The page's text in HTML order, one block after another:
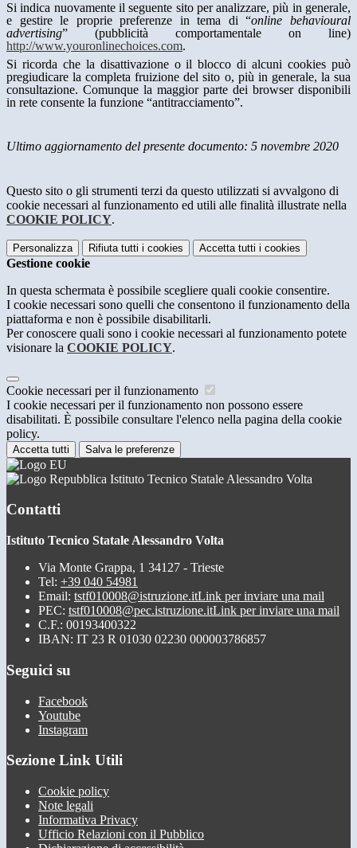
Si indica nuovamente il seguente sito per analizzare, più in generale,
e gestire le proprie preferenze in tema di “online behavioural
advertising” (pubblicità comportamentale on line)
http://www.youronlinechoices.com.
Si ricorda che la disattivazione o il blocco di alcuni cookies può
pregiudicare la completa fruizione del sito o, più in generale, la sua
consultazione. Comunque la maggior parte dei browser disponibili
in rete consente la funzione “antitracciamento”.
Ultimo aggiornamento del presente documento: 5 novembre 2020
Questo sito o gli strumenti terzi da questo utilizzati si avvalgono di
cookie necessari al funzionamento ed utili alle finalità illustrate nella
COOKIE POLICY.
Personalizza Rifiuta tutti i cookies Accetta tutti i cookies
Gestione cookie
In questa schermata è possibile scegliere quali cookie consentire.
I cookie necessari sono quelli che consentono il funzionamento della
piattaforma e non è possibile disabilitarli.
Per conoscere quali sono i cookie necessari al funzionamento potete
visionare la COOKIE POLICY.
Cookie necessari per il funzionamento
I cookie necessari per il funzionamento non possono essere
disabilitati. È possibile consultare l'elenco nella pagina della cookie
policy.
Accetta tutti Salva le preferenze
Istituto Tecnico Statale Alessandro Volta
Contatti
Istituto Tecnico Statale Alessandro Volta
Via Monte Grappa, 1 34127 - Trieste
Tel: +39 040 54981
Email: tstf010008@istruzione.itLink per inviare una mail
PEC: tstf010008@pec.istruzione.itLink per inviare una mail
C.F.: 00193400322
IBAN: IT 23 R 01030 02230 000003786857
Seguici su
Facebook
Youtube
Instagram
Sezione Link Utili
Cookie policy
Note legali
Informativa Privacy
Ufficio Relazioni con il Pubblico